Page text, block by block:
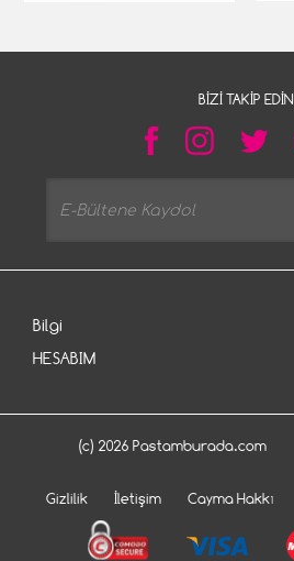
BIZI TAKIP EDIN
Bilgi
HESABIM
(c) 2026 Pastamburada.com
Gizlilik İletişim Cayma Hakkı